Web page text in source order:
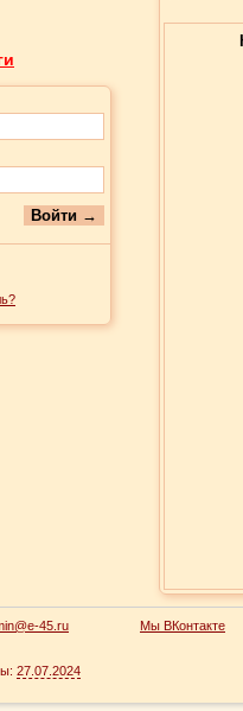
45.ru
27.07.2024
Мы ВКонтакте